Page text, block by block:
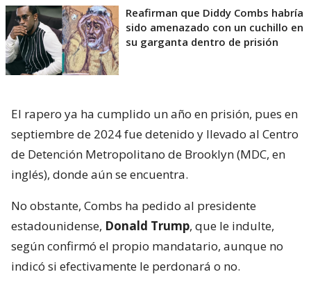
Reafirman que Diddy Combs habría
sido amenazado con un cuchillo en
su garganta dentro de prisión
El rapero ya ha cumplido un año en prisión, pues en
septiembre de 2024 fue detenido y llevado al Centro
de Detención Metropolitano de Brooklyn (MDC, en
inglés), donde aún se encuentra.
No obstante, Combs ha pedido al presidente
estadounidense, Donald Trump, que le indulte,
según confirmó el propio mandatario, aunque no
indicó si efectivamente le perdonará o no.